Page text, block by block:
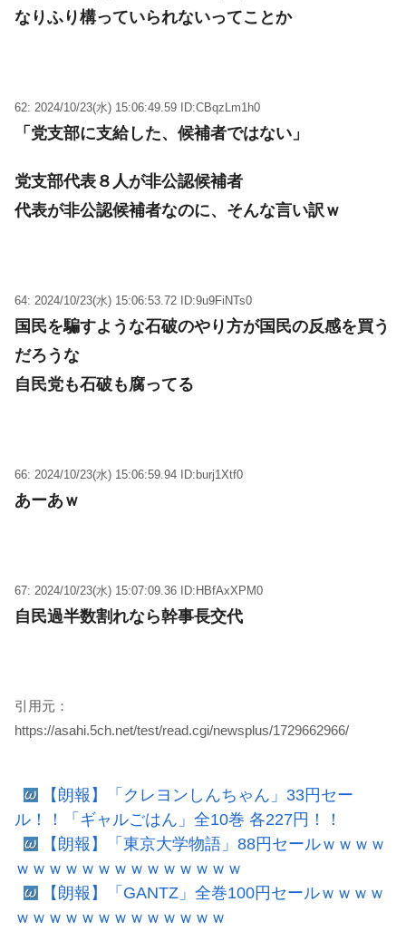
なりふり構っていられないってことか
62: 2024/10/23(水) 15:06:49.59 ID:CBqzLm1h0
「党支部に支給した、候補者ではない」
党支部代表８人が非公認候補者
代表が非公認候補者なのに、そんな言い訳ｗ
64: 2024/10/23(水) 15:06:53.72 ID:9u9FiNTs0
国民を騙すような石破のやり方が国民の反感を買う
だろうな
自民党も石破も腐ってる
66: 2024/10/23(水) 15:06:59.94 ID:burj1Xtf0
あーあｗ
67: 2024/10/23(水) 15:07:09.36 ID:HBfAxXPM0
自民過半数割れなら幹事長交代
引用元：
https://asahi.5ch.net/test/read.cgi/newsplus/1729662966/
【朗報】「クレヨンしんちゃん」33円セー
ル！！「ギャルごはん」全10巻 各227円！！
【朗報】「東京大学物語」88円セールｗｗｗｗ
ｗｗｗｗｗｗｗｗｗｗｗｗｗｗ
【朗報】「GANTZ」全巻100円セールｗｗｗｗ
ｗｗｗｗｗｗｗｗｗｗｗｗｗ